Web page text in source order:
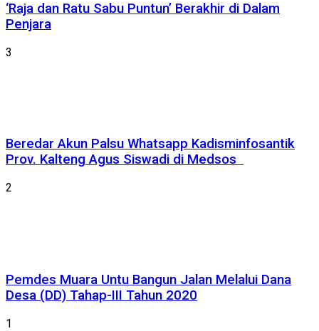
‘Raja dan Ratu Sabu Puntun’ Berakhir di Dalam
Penjara
3
Beredar Akun Palsu Whatsapp Kadisminfosantik
Prov. Kalteng Agus Siswadi di Medsos
2
Pemdes Muara Untu Bangun Jalan Melalui Dana
Desa (DD) Tahap-III Tahun 2020
1